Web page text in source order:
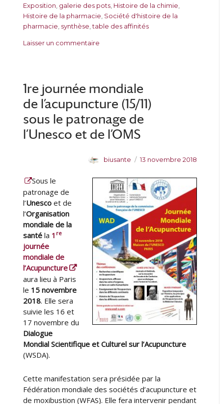
t
e
u
b
l
i
l
t
é
t
i
q
s
Exposition, galerie des pots, Histoire de la chimie,
Histoire de la pharmacie, Société d'histoire de la
pharmacie, synthèse,table des affinités
Laisser un commentaire
s
i
e
s
d
s
d
l
’
x
p
o
s
t
o
E
t
1re journée mondiale
de l’acupuncture (15/11)
sous le patronage de
l’Unesco et de l’OMS
A
t
r
biusante
P
b
l
i
é
l
e
13 novembre 2018
Sous le
patronage de
l’Unesco et de
l’Organisation
mondiale de la
santéla 1 re
journée
mondiale de
l’Acupuncture
aura lieu à Paris
le 15 novembre
2018. Elle sera
suivie les 16 et
17 novembre du
Dialogue
Mondial Scientifique et Culturel sur l’Acupuncture
(WSDA).
Cette manifestation sera présidée par la
Fédération mondiale des sociétés d’acupuncture et
de moxibustion (WFAS). Elle fera intervenir pendant